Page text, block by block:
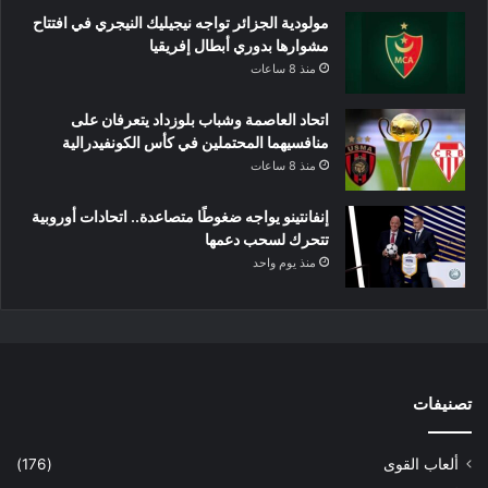
مولودية الجزائر تواجه نيجيليك النيجري في افتتاح
مشوارها بدوري أبطال إفريقيا
منذ 8 ساعات
اتحاد العاصمة وشباب بلوزداد يتعرفان على
منافسيهما المحتملين في كأس الكونفيدرالية
منذ 8 ساعات
إنفانتينو يواجه ضغوطًا متصاعدة.. اتحادات أوروبية
تتحرك لسحب دعمها
منذ يوم واحد
تصنيفات
ألعاب القوى (176)